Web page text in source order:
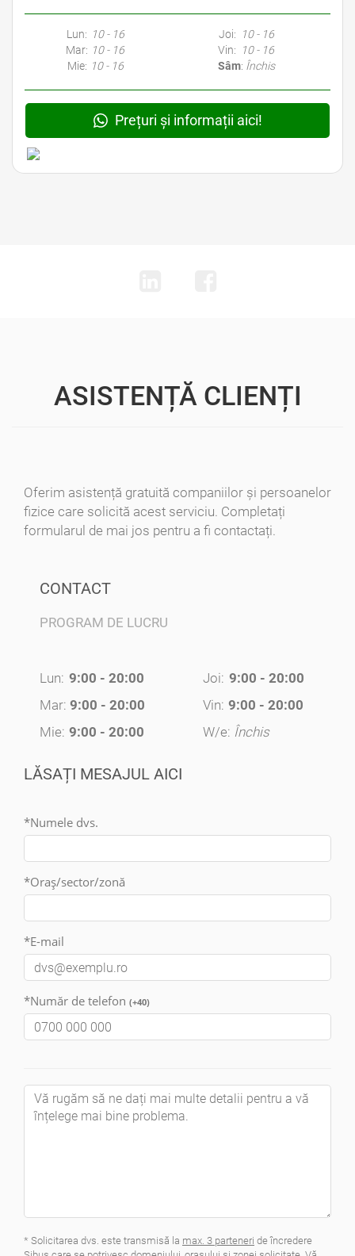
Lun: 10 - 16
Mar: 10 - 16
Mie: 10 - 16
Joi:
10 - 16
Vin:
10 - 16
Sâm: Închis
Prețuri și informații aici!
ASISTENȚĂ CLIENȚI
Oferim asistență gratuită companiilor și persoanelor
fizice care solicită acest serviciu. Completați
formularul de mai jos pentru a fi contactați.
CONTACT
PROGRAM DE LUCRU
Lun: 9:00 - 20:00
Mar: 9:00 - 20:00
Mie: 9:00 - 20:00
Joi: 9:00 - 20:00
Vin: 9:00 - 20:00
W/e: Închis
LĂSAȚI MESAJUL AICI
*Numele dvs.
*Oraș/sector/zonă
*E-mail
*Număr de telefon (+40)
* Solicitarea dvs. este transmisă la max. 3 parteneri de încredere